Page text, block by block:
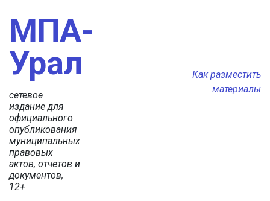
МПА-
Урал
сетевое
издание для
официального
опубликования
муниципальных
правовых
актов, отчетов и
документов,
12+
Как разместить
материалы